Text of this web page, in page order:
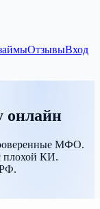
ОтзывыВход
онлайн
МФО.
плохой КИ.